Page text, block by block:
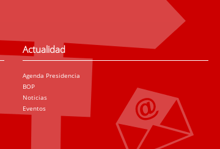
Actualidad
Agenda Presidencia
BOP
Noticias
Eventos